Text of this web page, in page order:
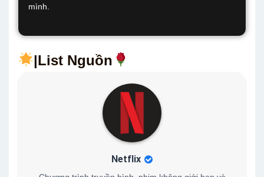
mình.
|List Nguồn
Netflix